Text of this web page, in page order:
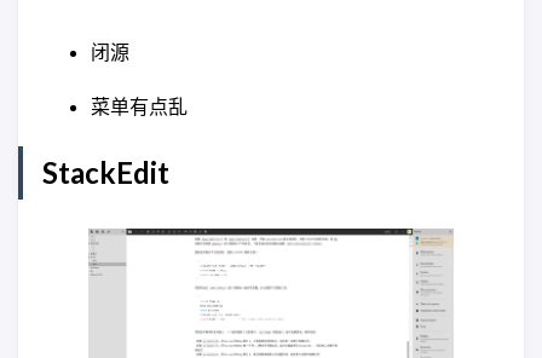
闭源
菜单有点乱
StackEdit